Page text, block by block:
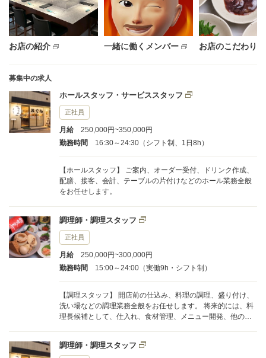
お店の紹介 一緒に働くメンバー お店のこだわり
募集中の求人
ホールスタッフ・サービススタッフ
正社員
月給
250,000円~350,000円
勤務時間
16:30～24:30（シフト制、1日8h）
【ホールスタッフ】 ご案内、オーダー受付、ドリンク作成、
配膳、接客、会計、テーブルの片付けなどのホール業務全般
をお任せします。
調理師・調理スタッフ
正社員
月給
250,000円~300,000円
勤務時間
15:00～24:00（実働9h・シフト制）
【調理スタッフ】 開店前の仕込み、料理の調理、盛り付け、
洗い場などの調理業務全般をお任せします。 将来的には、料
理長候補として、仕入れ、食材管理、メニュー開発、他の調
調理師・調理スタッフ